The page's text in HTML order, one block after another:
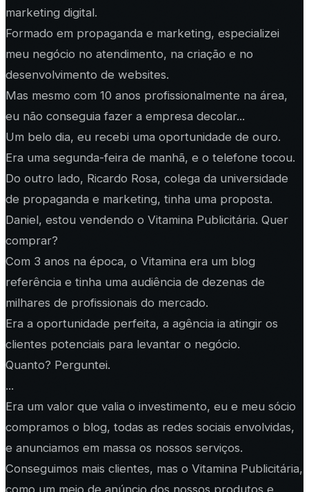
marketing digital.
Formado em propaganda e marketing, especializei
meu negócio no atendimento, na criação e no
desenvolvimento de websites.
Mas mesmo com 10 anos profissionalmente na área,
eu não conseguia fazer a empresa decolar...
Um belo dia, eu recebi uma oportunidade de ouro.
Era uma segunda-feira de manhã, e o telefone tocou.
Do outro lado, Ricardo Rosa, colega da universidade
de propaganda e marketing, tinha uma proposta.
Daniel, estou vendendo o Vitamina Publicitária. Quer
comprar?
Com 3 anos na época, o Vitamina era um blog
referência e tinha uma audiência de dezenas de
milhares de profissionais do mercado.
Era a oportunidade perfeita, a agência ia atingir os
clientes potenciais para levantar o negócio.
Quanto? Perguntei.
...
Era um valor que valia o investimento, eu e meu sócio
compramos o blog, todas as redes sociais envolvidas,
e anunciamos em massa os nossos serviços.
Conseguimos mais clientes, mas o Vitamina Publicitária,